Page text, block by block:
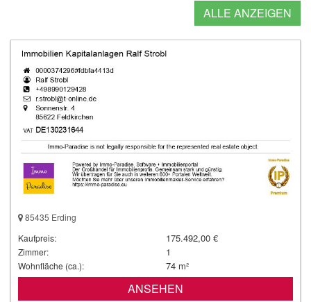
ALLE ANZEIGEN
85435 Erding
Kaufpreis:
175.492,00 €
Zimmer: 1
Wohnfläche (ca.): 74 m²
ANSEHEN